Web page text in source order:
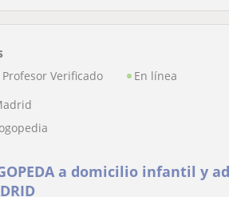
Profesor Verificado
En línea
a domicilio infantil y